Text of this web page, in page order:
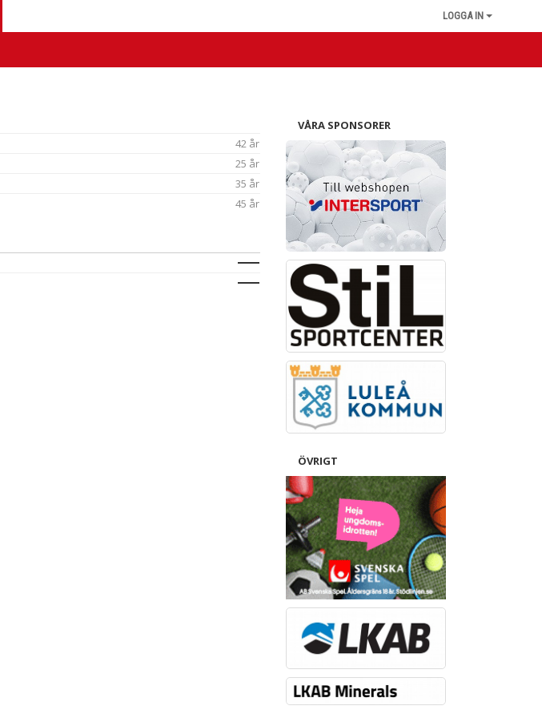
LOGGA IN
42 år
25 år
35 år
45 år
VÅRA SPONSORER
ÖVRIGT